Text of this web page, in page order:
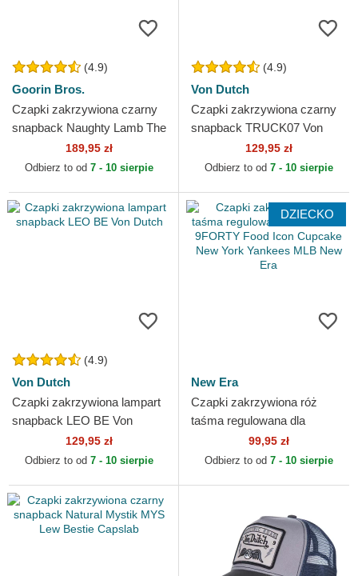
(4.9)
Goorin Bros.
Czapki zakrzywiona czarny
snapback Naughty Lamb The
Farm Goorin Bros.
189,95 zł
Odbierz to od 7 - 10 sierpie
(4.9)
Von Dutch
Czapki zakrzywiona czarny
snapback TRUCK07 Von
129,95 zł
Odbierz to od 7 - 10 sierpie
(4.9)
Von Dutch
Czapki zakrzywiona lampart
snapback LEO BE Von
129,95 zł
Odbierz to od 7 - 10 sierpie
DZIECKO
New Era
Czapki zakrzywiona róż
taśma regulowana dla
dziecka 9FORTY Food Icon
Cupcake New York Yankees
99,95 zł
Odbierz to od 7 - 10 sierpie